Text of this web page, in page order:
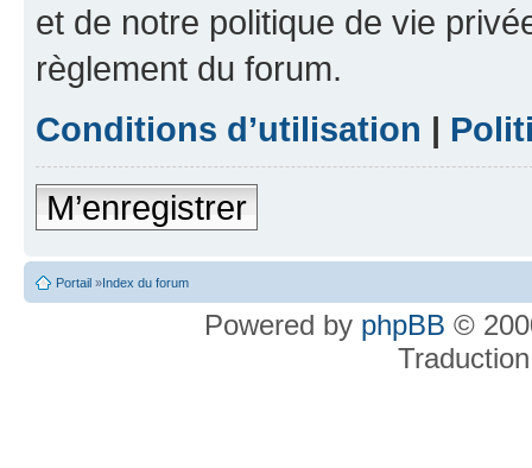
et de notre politique de vie
règlement du forum.
Conditions d’utilisation |
M’enregistrer
Portail »Index du forum
Powered by phpBB ©